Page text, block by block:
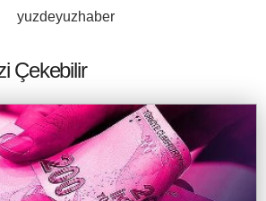
yuzdeyuzhaber
Çekebilir